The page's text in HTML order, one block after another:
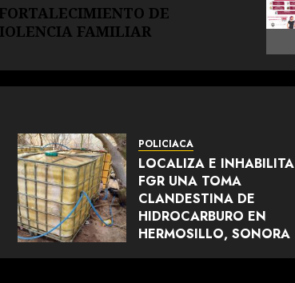
DE
FAMILIAR
POLICIACA
LOCALIZA E INHABILITA
FGR UNA TOMA
CLANDESTINA DE
HIDROCARBURO EN
HERMOSILLO, SONORA
JULIO 26, 2026 0